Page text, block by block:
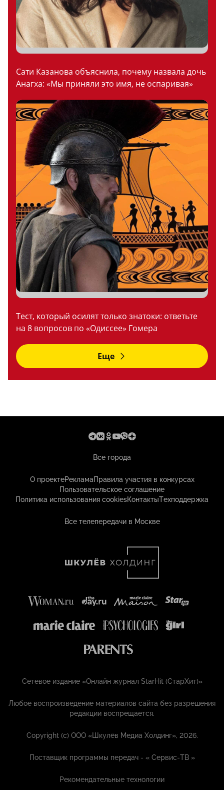
Сати Казанова объяснила, почему назвала дочь
Анагха: «Мы приняли это имя, не оспаривая»
Тест, который осилят только знатоки: ответьте
на 8 вопросов по «Одиссее» Гомера
Еще
Все города
О проектеРекламаПравила участия в конкурсах
Пользовательское соглашение
Политика использования cookiesКонтактыТехподдержка
Все телепередачи в Москве
Сетевое издание «Онлайн журнал StarHit (СтарХит)»
Любое воспроизведение материалов сайта без разрешения
редакции воспрещается.
Copyright (с) ООО «Шкулёв Медиа Холдинг», 2026.
Поставщик программы передач - «Сервис-ТВ »
Рекомендательные технологии